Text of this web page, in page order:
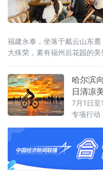
福建永泰，坐落于戴云山东
大殊荣，素有福州后花园的
哈尔滨
日清凉
7月1日
专项行动